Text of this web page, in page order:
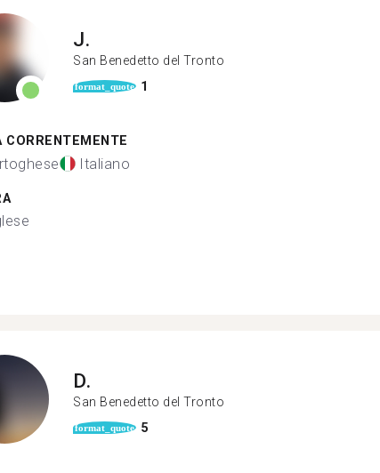
J.
San Benedetto del Tronto
format_quote 1
CORRENTEMENTE
Italiano
D.
San Benedetto del Tronto
format_quote 5